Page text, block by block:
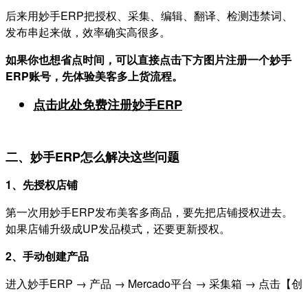
后来用妙手ERP把授权、采集、编辑、翻译、检测违禁词、
发布串起来做，效率确实高很多。
如果你也想省点时间，可以直接点击下方图片注册一个妙手
ERP账号，先体验美客多上货流程。
点击此处免费注册妙手ERP
二、妙手ERP怎么解决这些问题
1、先授权店铺
第一次用妙手ERP发布美客多商品，要先把店铺授权进去。
如果店铺升级成UP发品模式，还要更新授权。
2、手动创建产品
进入妙手ERP → 产品 → Mercado平台 → 采集箱 → 点击【创